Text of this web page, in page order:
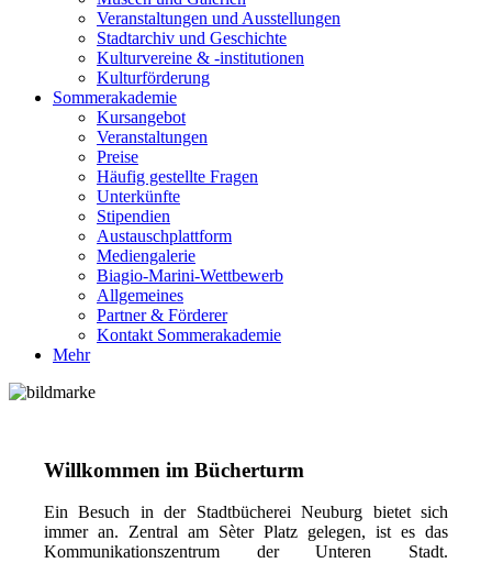
Veranstaltungen und Ausstellungen
Stadtarchiv und Geschichte
Kulturvereine & -institutionen
Kulturförderung
Sommerakademie
Kursangebot
Veranstaltungen
Preise
Häufig gestellte Fragen
Unterkünfte
Stipendien
Austauschplattform
Mediengalerie
Biagio-Marini-Wettbewerb
Allgemeines
Partner & Förderer
Kontakt Sommerakademie
Mehr
Willkommen im Bücherturm
Ein Besuch in der Stadtbücherei Neuburg bietet sich
immer an. Zentral am Sèter Platz gelegen, ist es das
Kommunikationszentrum der Unteren Stadt.